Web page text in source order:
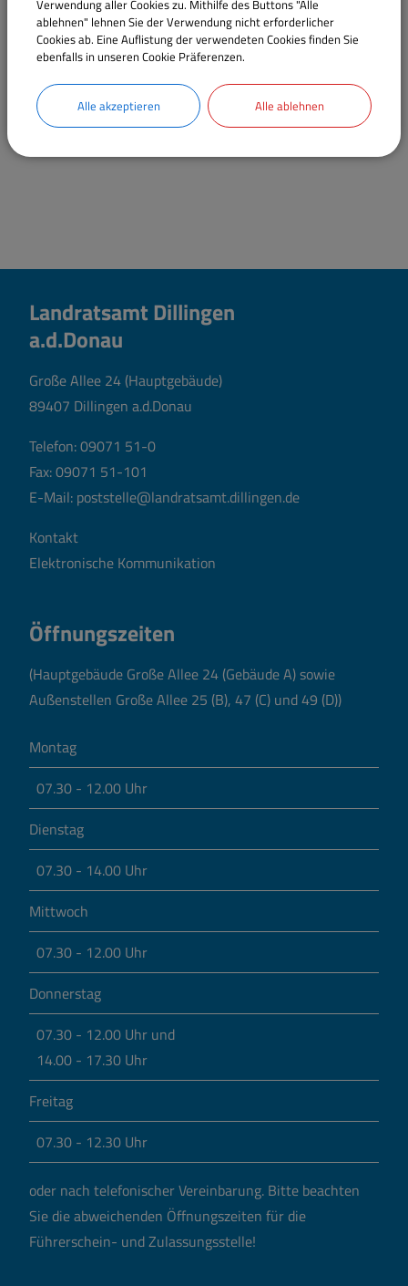
Wertingen
Team 322 - Kfz-Zulassungsstelle
Landratsamt Dillingen
a.d.Donau
Große Allee 24 (Hauptgebäude)
89407 Dillingen a.d.Donau
Telefon:09071 51-0
Fax: 09071 51-101
E-Mail: poststelle@landratsamt.dillingen.de
Kontakt
Elektronische Kommunikation
Öffnungszeiten
(Hauptgebäude Große Allee 24 (Gebäude A) sowie
Außenstellen Große Allee 25 (B), 47 (C) und 49 (D))
Montag
07.30 - 12.00 Uhr
Dienstag
07.30 - 14.00 Uhr
Mittwoch
07.30 - 12.00 Uhr
Donnerstag
07.30 - 12.00 Uhr und
14.00 - 17.30 Uhr
Freitag
07.30 - 12.30 Uhr
oder nach telefonischer Vereinbarung. Bitte beachten
Sie die abweichenden Öffnungszeiten für die
Führerschein- und Zulassungsstelle!
Verwendung aller Cookies zu. Mithilfe des Buttons "Alle
ablehnen" lehnen Sie der Verwendung nicht erforderlicher
Cookies ab. Eine Auflistung der verwendeten Cookies finden Sie
ebenfalls in unseren Cookie Präferenzen.
Alle akzeptieren Alle ablehnen